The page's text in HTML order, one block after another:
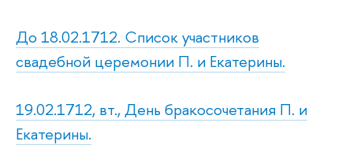
До 18.02.1712. Список участников
свадебной церемонии П. и Екатерины.
19.02.1712, вт., День бракосочетания П. и
Екатерины.